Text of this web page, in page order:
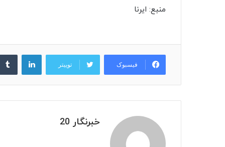
منبع: ایرنا
فیسبوک توییتر
لینکدین
خبرنگار 20